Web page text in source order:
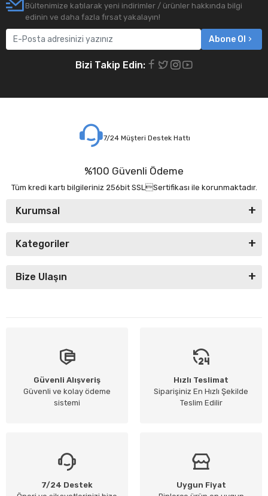
Bültenimize katılarak yeni indirimler / ürünler hakkında bilgi
edinin ve daha fazla fırsat yakalayın!
Abone Ol
Bizi Takip Edin:
7/24 Müşteri Destek Hattı
%100 Güvenli Ödeme
Tüm kredi kartı bilgileriniz 256bit SSLSertifikası ile korunmaktadır.
Kurumsal
Kategoriler
Bize Ulaşın
Güvenli Alışveriş
Güvenli ve kolay ödeme
sistemi
Hızlı Teslimat
Siparişiniz En Hızlı Şekilde
Teslim Edilir
7/24 Destek
Uygun Fiyat